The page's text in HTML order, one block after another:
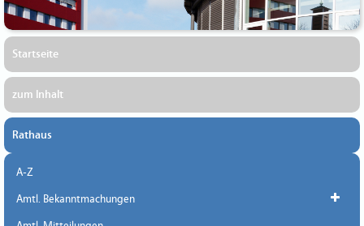
Startseite
zum Inhalt
Rathaus
A-Z
Amtl. Bekanntmachungen